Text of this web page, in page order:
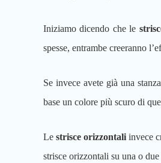
Iniziamo dicendo che le
spesse, entrambe creeranno
Se invece avete già una
base un colore più scuro di
Lestrisce orizzontali invece
strisce orizzontali su una o